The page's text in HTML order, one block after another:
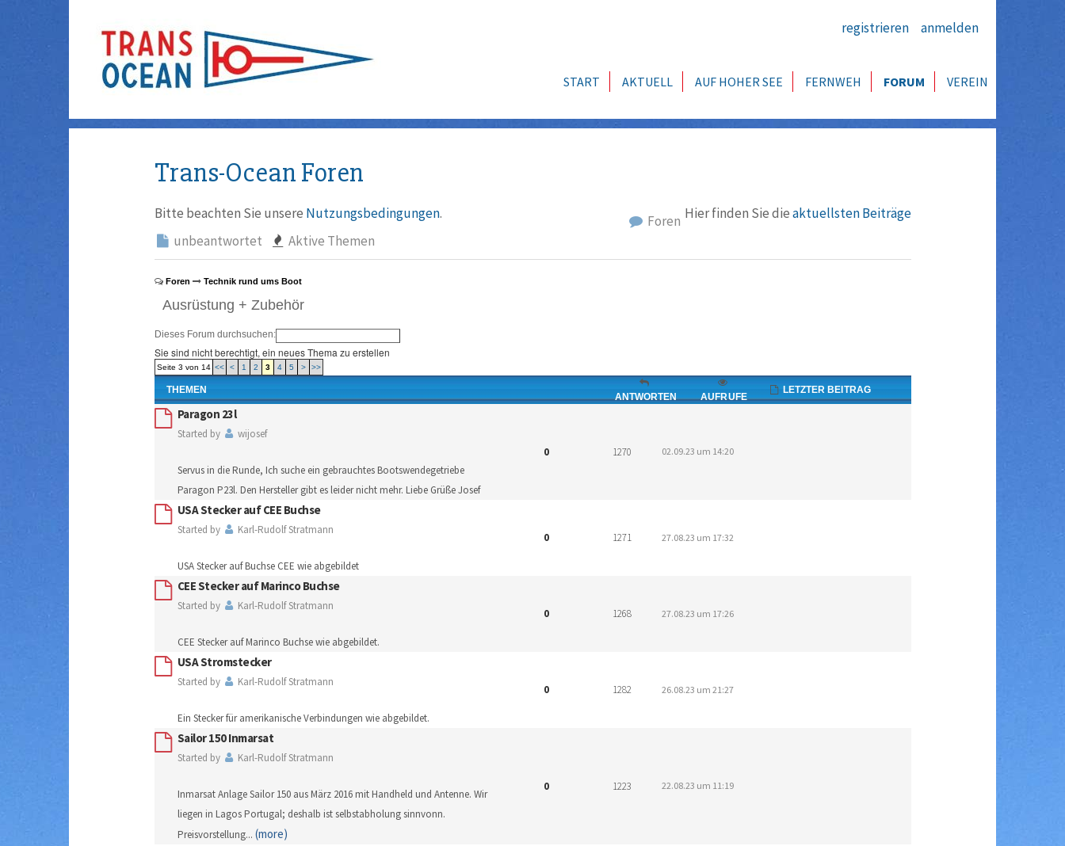
registrieren anmelden
START AKTUELL AUF HOHER SEE FERNWEH FORUM VEREIN
Trans-Ocean Foren
Bitte beachten Sie unsere Nutzungsbedingungen. Hier finden Sie dieaktuellsten Beiträge
Foren
unbeantwortet
Aktive Themen
Foren Technik rund ums Boot
Ausrüstung + Zubehör
Dieses Forum durchsuchen:
Sie sind nicht berechtigt, ein neues Thema zu erstellen
Seite 3 von 14 << < 1 2 3 4 5 > >>
THEMEN
ANTWORTEN AUFRUFE
LETZTER BEITRAG
Paragon 23l
Started by wijosef
Servus in die Runde, Ich suche ein gebrauchtes Bootswendegetriebe
Paragon P23l. Den Hersteller gibt es leider nicht mehr. Liebe Grüße Josef
0 1270 02.09.23 um 14:20
USA Stecker auf CEE Buchse
Started by Karl-Rudolf Stratmann
USA Stecker auf Buchse CEE wie abgebildet
0 1271 27.08.23 um 17:32
CEE Stecker auf Marinco Buchse
Started by Karl-Rudolf Stratmann
CEE Stecker auf Marinco Buchse wie abgebildet.
0 1268 27.08.23 um 17:26
USA Stromstecker
Started by Karl-Rudolf Stratmann
Ein Stecker für amerikanische Verbindungen wie abgebildet.
0 1282 26.08.23 um 21:27
Sailor 150 Inmarsat
Started by Karl-Rudolf Stratmann
Inmarsat Anlage Sailor 150 aus März 2016 mit Handheld und Antenne. Wir
liegen in Lagos Portugal; deshalb ist selbstabholung sinnvonn.
Preisvorstellung... (more)
0 1223 22.08.23 um 11:19